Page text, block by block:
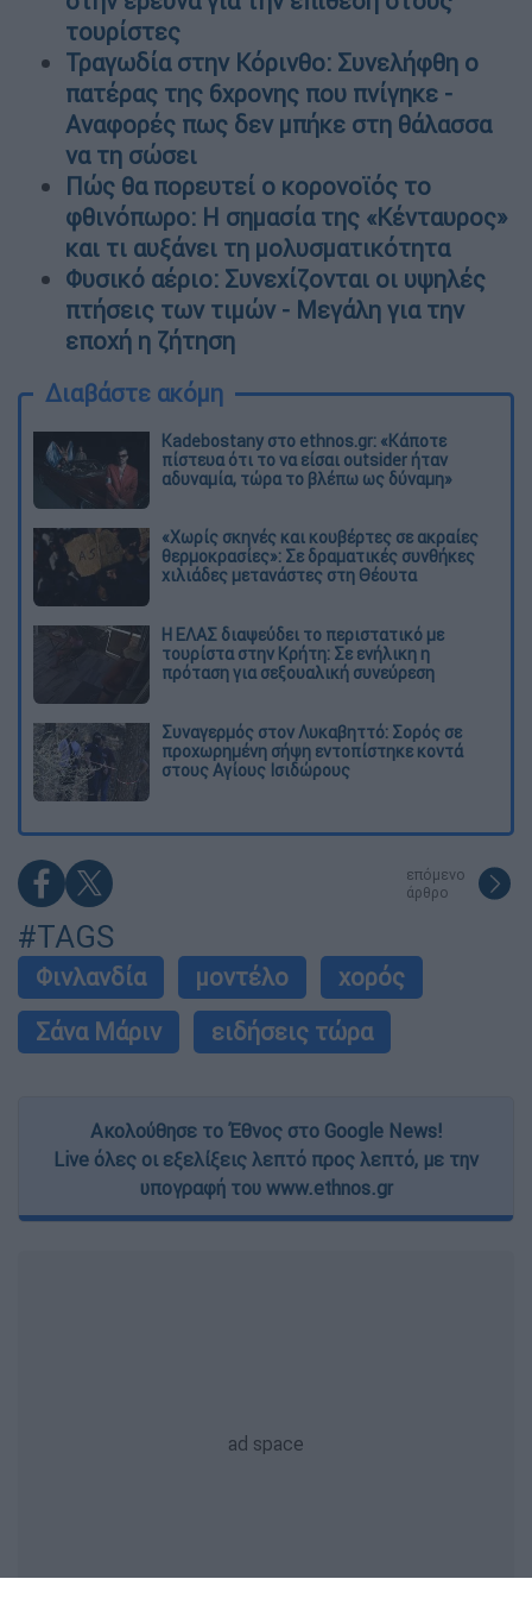
τουρίστες
Τραγωδία στην Κόρινθο: Συνελήφθη ο
πατέρας της 6χρονης που πνίγηκε -
Αναφορές πως δεν μπήκε στη θάλασσα
να τη σώσει
Πώς θα πορευτεί ο κορονοϊός το
φθινόπωρο: Η σημασία της «Κένταυρος»
και τι αυξάνει τη μολυσματικότητα
Φυσικό αέριο: Συνεχίζονται οι υψηλές
πτήσεις των τιμών - Μεγάλη για την
εποχή η ζήτηση
Διαβάστε ακόμη
Kadebostany στο ethnos.gr: «Κάποτε
πίστευα ότι το να είσαι outsider ήταν
αδυναμία, τώρα το βλέπω ως δύναμη»
«Χωρίς σκηνές και κουβέρτες σε ακραίες
θερμοκρασίες»: Σε δραματικές συνθήκες
χιλιάδες μετανάστες στη Θέουτα
Η ΕΛΑΣ διαψεύδει το περιστατικό με
τουρίστα στην Κρήτη: Σε ενήλικη η
πρόταση για σεξουαλική συνεύρεση
Συναγερμός στον Λυκαβηττό: Σορός σε
προχωρημένη σήψη εντοπίστηκε κοντά
στους Αγίους Ισιδώρους
επόμενο
άρθρο
#TAGS
Φινλανδία μοντέλο
χορός
Σάνα Μάριν
ειδήσεις τώρα
Ακολούθησε το Έθνος στο Google News!
Live όλες οι εξελίξεις λεπτό προς λεπτό, με την
υπογραφή του www.ethnos.gr